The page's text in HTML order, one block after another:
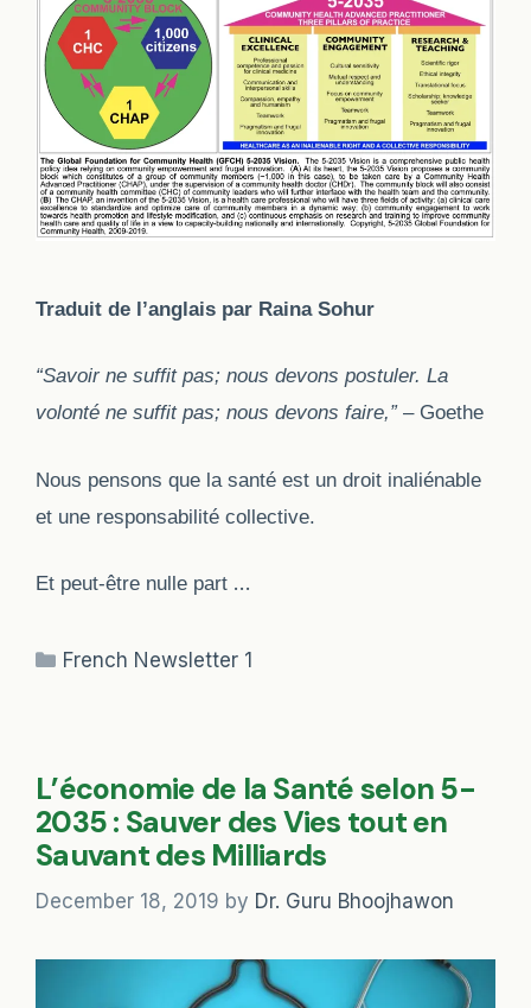
Traduit de l’anglais par Raina Sohur
“Savoir ne suffit pas; nous devons postuler. La
volonté ne suffit pas; nous devons faire,”– Goethe
Nous pensons que la santé est un droit inaliénable
et une responsabilité collective.
Et peut-être nulle part …
Categories
French Newsletter 1
L’économie de la Santé selon 5-
2035 : Sauver des Vies tout en
Sauvant des Milliards
December 18, 2019 by Dr. Guru Bhoojhawon